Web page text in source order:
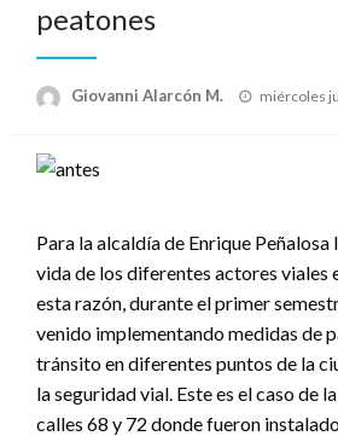
peatones
Giovanni Alarcón M.
Publicado
miércoles
Para la alcaldía de Enrique
vida de los diferentes actores viales
esta razón, durante el primer
venido implementando medidas de
tránsito en diferentes puntos de la
la seguridad vial. Este es el caso de
calles 68 y 72 donde fueron